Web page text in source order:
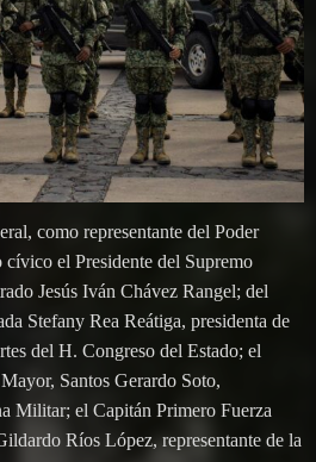
como representante del Poder
el Presidente del Supremo
Jesús Iván Chávez Rangel; del
Stefany Rea Reátiga, presidenta de
del H. Congreso del Estado; el
Santos Gerardo Soto,
Militar; el Capitán Primero Fuerza
Ríos López, representante de la